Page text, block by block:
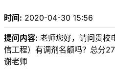
时间: 2020-04-30 15:56
提问内容: 老师您好，请问贵
信工程）有调剂名额吗？总分
谢老师